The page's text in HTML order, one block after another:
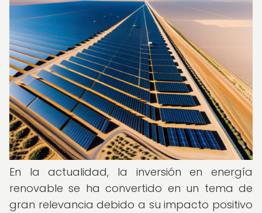
En la actualidad, la inversión en energía
renovable se ha convertido en un tema de
gran relevancia debido a su impacto positivo